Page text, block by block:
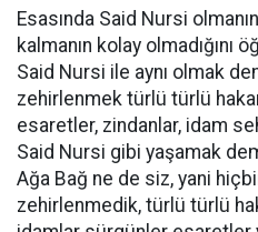
Esasında Said Nursi
kalmanın kolay olmadığını
Said Nursi ile aynı olmak
zehirlenmek türlü türlü
esaretler, zindanlar, idam
Said Nursi gibi yaşamak
Ağa Bağ ne de siz, yani
zehirlenmedik, türlü türlü